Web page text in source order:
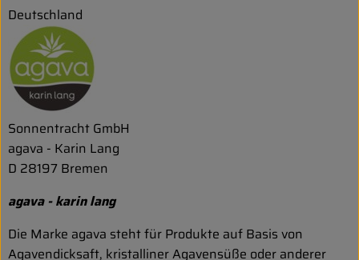
Deutschland
Sonnentracht GmbH
agava - Karin Lang
D 28197 Bremen
agava - karin lang
Die Marke agava steht für Produkte auf Basis von
Agavendicksaft, kristalliner Agavensüße oder anderer